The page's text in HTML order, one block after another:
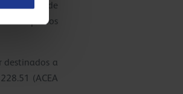
categoría de
hace que los
destinados a
(ACEA